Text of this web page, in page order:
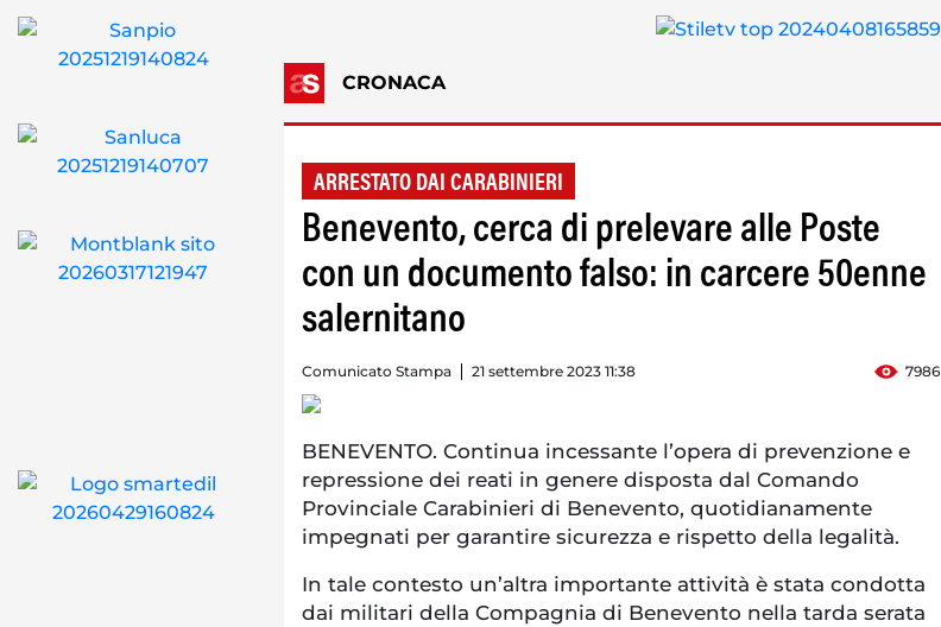
CRONACA
ARRESTATO DAI CARABINIERI
Benevento, cerca di prelevare alle Poste
con un documento falso: in carcere 50enne
salernitano
Comunicato Stampa 21 settembre 2023 11:38 7986
BENEVENTO. Continua incessante l’opera di prevenzione e
repressione dei reati in genere disposta dal Comando
Provinciale Carabinieri di Benevento, quotidianamente
impegnati per garantire sicurezza e rispetto della legalità.
In tale contesto un’altra importante attività è stata condotta
dai militari della Compagnia di Benevento nella tarda serata